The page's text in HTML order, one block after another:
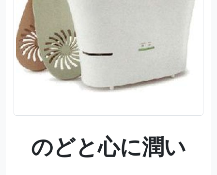
のどと心に潤い